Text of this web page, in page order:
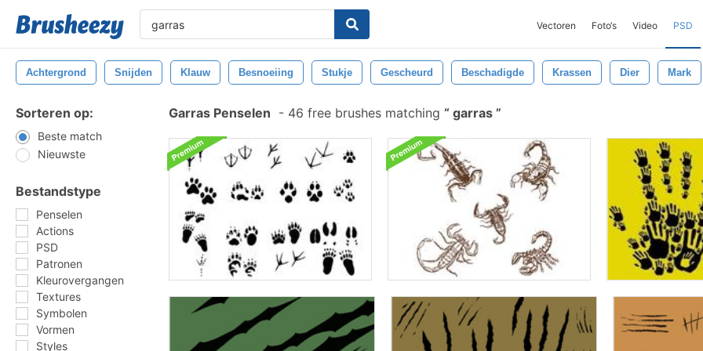
Vectoren Foto‘s Video PSD
Achtergrond Snijden Klauw Besnoeiing Stukje Gescheurd Beschadigde Krassen Dier Mark
Sorteren op:
Beste match
Nieuwste
Bestandstype
Penselen
Actions
PSD
Patronen
Kleurovergangen
Textures
Symbolen
Vormen
Styles
Garras Penselen - 46 free brushes matching garras